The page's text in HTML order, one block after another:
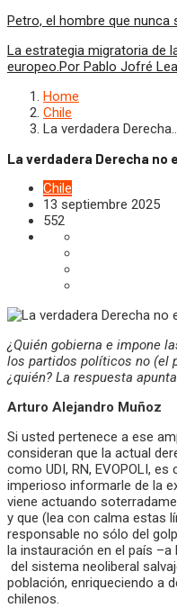
Petro, el hombre que nunca
La estrategia migratoria de
europeo.Por Pablo Jofré
Home
Chile
La verdadera
La verdadera Derecha no
Chile
13 septiembre 2025
552
¿Quién gobierna e impone
los partidos políticos no (el
¿quién? La respuesta
Arturo Alejandro Muñoz
Si usted pertenece a ese
consideran que la actual
como UDI, RN, EVOPOLI,
imperioso informarle de la
viene actuando
y que (lea con calma estas
responsable no sólo del
la instauración en el país
del sistema neoliberal
población, enriqueciendo a
chilenos.